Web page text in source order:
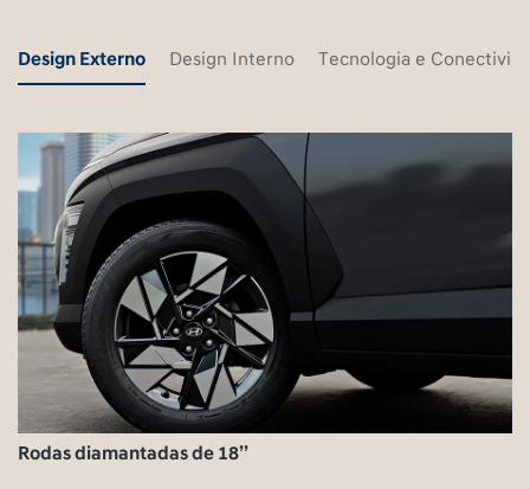
Design Externo Design Interno Tecnologia e
Rodas diamantadas de 18’’